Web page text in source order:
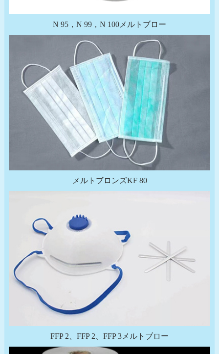
N 95，N 99，N 100メルトブロー
メルトブロンズKF 80
FFP 2、FFP 2、FFP 3メルトブロー